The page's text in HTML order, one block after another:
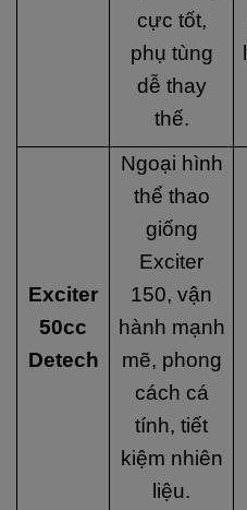
cực tốt,
phụ tùng
dễ thay
thế.
Exciter
50cc
Detech
Ngoại hình
thể thao
giống
Exciter
150, vận
hành mạnh
mẽ, phong
cách cá
tính, tiết
kiệm nhiên
liệu.